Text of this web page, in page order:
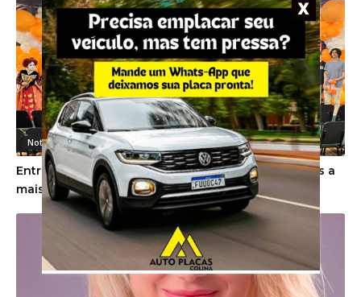
Noticias Gerais
Entre cartas e escolhas, Unibave dá as boas-vindas a
mais de 100 novos estudantes